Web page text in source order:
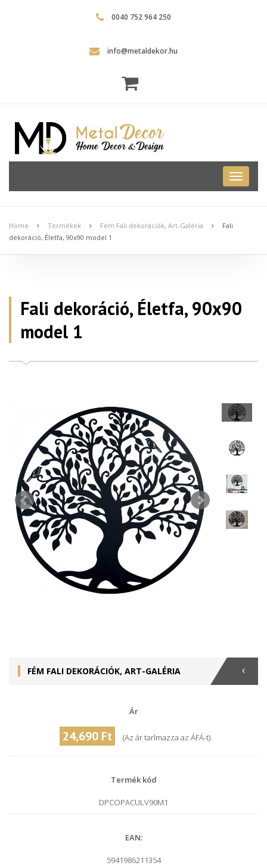
0040 752 964 250
info@metaldekor.hu
Metal
Dekor
Home Termékek Fém Fali dekorációk, Art-Galéria
Fali
dekoráció, Életfa, 90x90 model 1
Fali dekoráció, Életfa, 90x90
model 1
FÉM FALI DEKORÁCIÓK, ART-GALÉRIA
Ár
24,690 Ft (Az ár tarlmazza az ÁFÁ-t)
Termék kód
DPCOPACULV90M1
EAN:
5941986211354